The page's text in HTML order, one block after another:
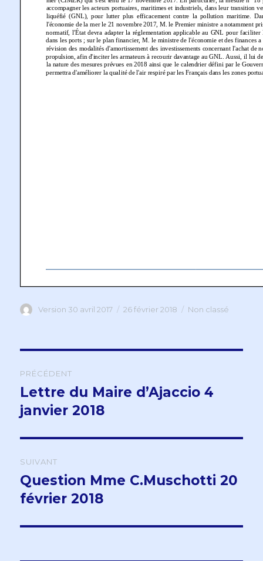
Auteur
Version 30 avril 2017
Publié
26 février 2018 Catégories
Non classé
de
l’article
PRÉCÉDENT
Publication
précédente :
Lettre du Maire d’Ajaccio 4
janvier 2018
SUIVANT
Publication
suivante :
Question Mme C.Muschotti 20
février 2018